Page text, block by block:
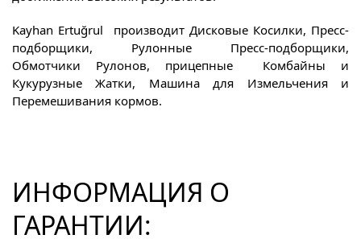
Kayhan Ertuğrul производит Дисковые Косилки, Пресс-
подборщики, Рулонные Пресс-подборщики,
Обмотчики Рулонов, прицепные Комбайны и
Кукурузные Жатки, Машина для Измельчения и
Перемешивания кормов.
ИНФОРМАЦИЯ О
ГАРАНТИИ: